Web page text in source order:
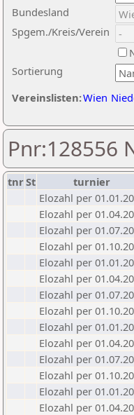
Sortierung
Bundesland
Spgem./Kreis/Verein
Vereinslisten:Wien
Pnr:128556
tnrSt turnier
Elozahl per
Elozahl per
Elozahl per
Elozahl per
Elozahl per
Elozahl per
Elozahl per
Elozahl per
Elozahl per
Elozahl per
Elozahl per
Elozahl per
Elozahl per
Elozahl per